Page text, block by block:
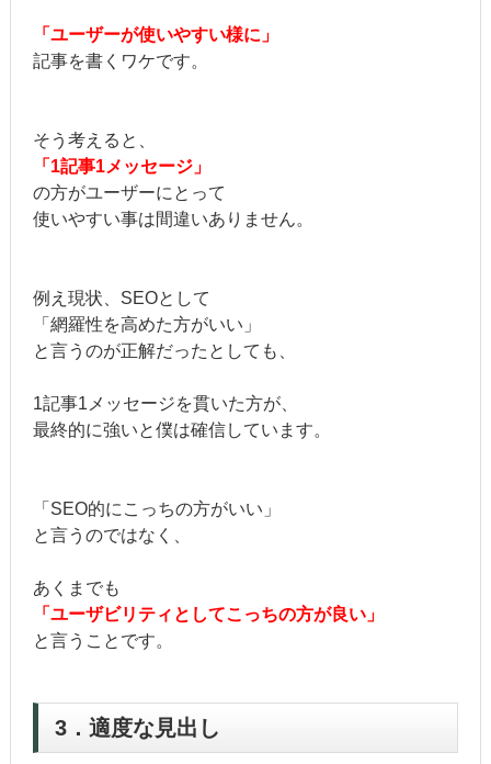
「ユーザーが使いやすい様に」
記事を書くワケです。
そう考えると、
「1記事1メッセージ」
の方がユーザーにとって
使いやすい事は間違いありません。
例え現状、SEOとして
「網羅性を高めた方がいい」
と言うのが正解だったとしても、
1記事1メッセージを貫いた方が、
最終的に強いと僕は確信しています。
「SEO的にこっちの方がいい」
と言うのではなく、
あくまでも
「ユーザビリティとしてこっちの方が良い」
と言うことです。
3．適度な見出し